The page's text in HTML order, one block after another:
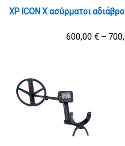
XP ICON X ασύρματοι
600,00 € –